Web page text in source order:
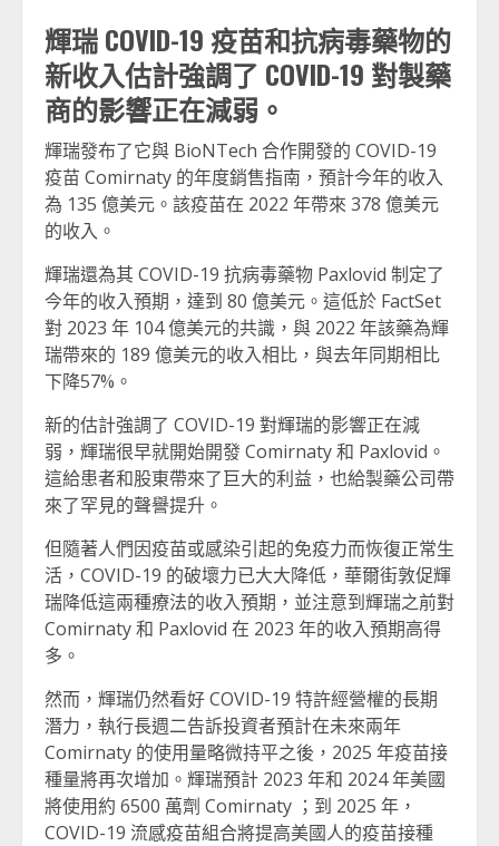
輝瑞 COVID-19 疫苗和抗病毒藥物的
新收入估計強調了 COVID-19 對製藥
商的影響正在減弱。
輝瑞發布了它與 BioNTech 合作開發的 COVID-19
疫苗 Comirnaty 的年度銷售指南，預計今年的收入
為 135 億美元。該疫苗在 2022 年帶來 378 億美元
的收入。
輝瑞還為其 COVID-19 抗病毒藥物 Paxlovid 制定了
今年的收入預期，達到 80 億美元。這低於 FactSet
對 2023 年 104 億美元的共識，與 2022 年該藥為輝
瑞帶來的 189 億美元的收入相比，與去年同期相比
下降57%。
新的估計強調了 COVID-19 對輝瑞的影響正在減
弱，輝瑞很早就開始開發 Comirnaty 和 Paxlovid。
這給患者和股東帶來了巨大的利益，也給製藥公司帶
來了罕見的聲譽提升。
但隨著人們因疫苗或感染引起的免疫力而恢復正常生
活，COVID-19 的破壞力已大大降低，華爾街敦促輝
瑞降低這兩種療法的收入預期，並注意到輝瑞之前對
Comirnaty 和 Paxlovid 在 2023 年的收入預期高得
多。
然而，輝瑞仍然看好 COVID-19 特許經營權的長期
潛力，執行長週二告訴投資者預計在未來兩年
Comirnaty 的使用量略微持平之後，2025 年疫苗接
種量將再次增加。輝瑞預計 2023 年和 2024 年美國
將使用約 6500 萬劑 Comirnaty ；到 2025 年，
COVID-19 流感疫苗組合將提高美國人的疫苗接種